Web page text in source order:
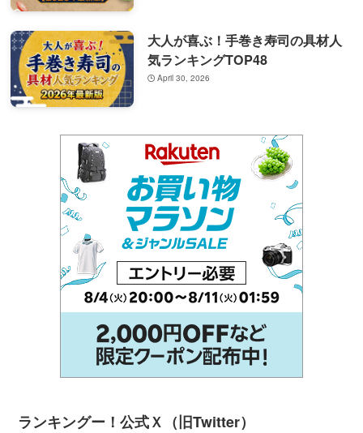
大人が喜ぶ！手巻き寿司の具材人
気ランキングTOP48
April 30, 2026
ランキングー！公式Ｘ（旧Twitter）